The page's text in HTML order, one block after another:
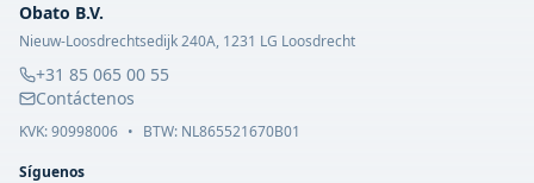
Obato B.V.
Nieuw-Loosdrechtsedijk 240A, 1231 LG Loosdrecht
+31 85 065 00 55
Contáctenos
KVK:90998006 • BTW: NL865521670B01
Síguenos